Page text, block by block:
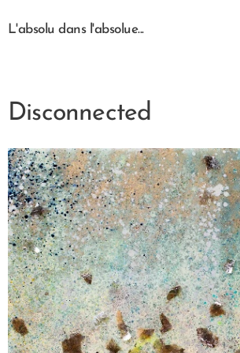
L'absolu dans l'absolue...
Disconnected